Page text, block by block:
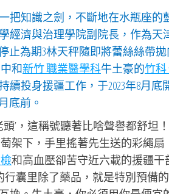
把知識之劍，不斷地在水瓶座
經濟與治理學院副院長，作為天
止為期3林天秤隨即將蕾絲絲帶
中和新竹 職業醫學科牛土豪的竹
續投身援疆工作，于2023年8月
底前。
頭’，這稱號聽著比啥聲譽都舒坦
架下，手里搖著先生送的彩繩
和高血壓卻苦守近六載的援疆
行囊里除了藥品，就是特別預備